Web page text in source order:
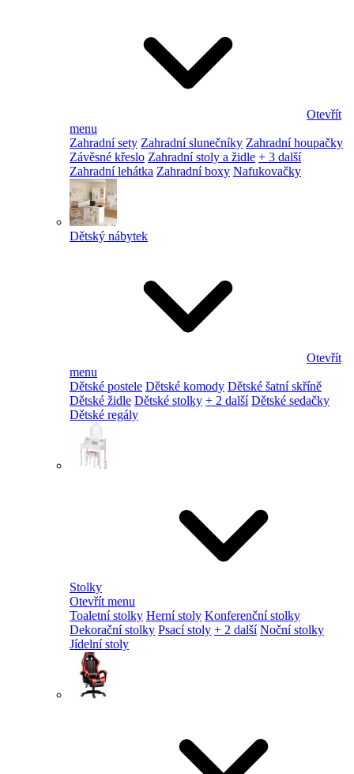
Otevřít
menu
Zahradní sety Zahradní slunečníky Zahradní houpačky
Závěsné křeslo Zahradní stoly a židle + 3 další
Zahradní lehátka Zahradní boxy Nafukovačky
Dětský nábytek
Otevřít
menu
Dětské postele Dětské komody Dětské šatní skříně
Dětské židle Dětské stolky + 2 další Dětské sedačky
Dětské regály
Stolky
Otevřít menu
Toaletní stolky Herní stoly Konferenční stolky
Dekorační stolky Psací stoly + 2 další Noční stolky
Jídelní stoly